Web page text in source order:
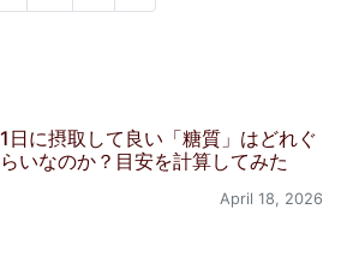
1日に摂取して良い「糖質」はどれぐ
らいなのか？目安を計算してみた
April 18, 2026